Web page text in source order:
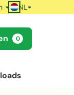
NL
0